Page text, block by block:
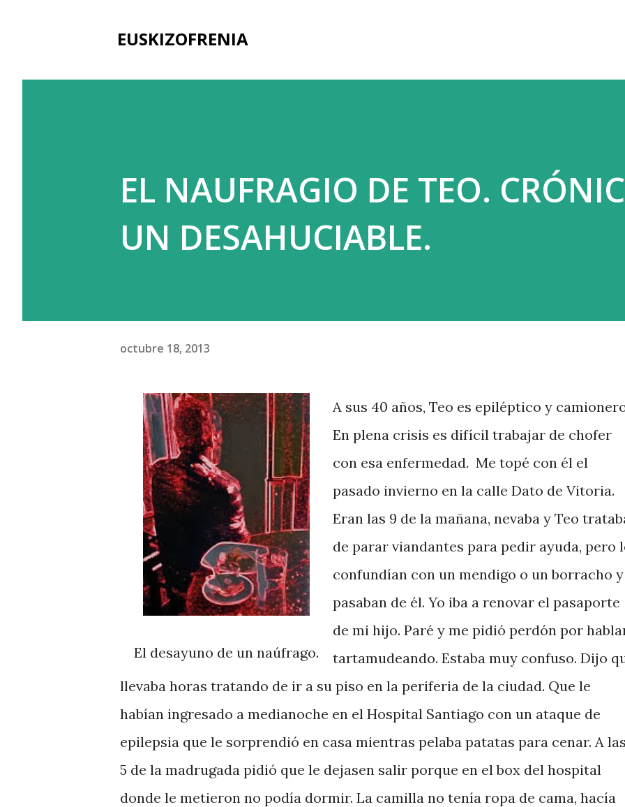
EUSKIZOFRENIA
EL NAUFRAGIO DE TEO.
UN DESAHUCIABLE.
octubre 18, 2013
El desayuno de un naúfrago.
A sus 40 años, Teo es epiléptico y
En plena crisis es difícil trabajar de chofer
con esa enfermedad. Me topé con él el
pasado invierno en la calle Dato de Vitoria.
Eran las 9 de la mañana, nevaba y Teo
de parar viandantes para pedir ayuda, pero
confundían con un mendigo o un borracho y
pasaban de él. Yo iba a renovar el pasaporte
de mi hijo. Paré y me pidió perdón por
tartamudeando. Estaba muy confuso. Dijo
llevaba horas tratando de ir a su piso en la periferia de la ciudad. Que le
habían ingresado a medianoche en el Hospital Santiago con un ataque de
epilepsia que le sorprendió en casa mientras pelaba patatas para cenar. A
5 de la madrugada pidió que le dejasen salir porque en el box del hospital
donde le metieron no podía dormir. La camilla no tenía ropa de cama, hacía